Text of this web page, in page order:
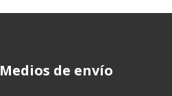
Medios de envío